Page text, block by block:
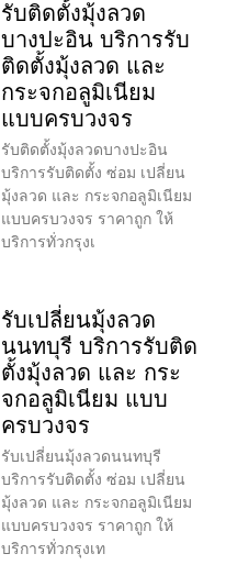
รับติดตั้งมุ้งลวด
บางปะอิน บริการรับ
ติดตั้งมุ้งลวด และ
กระจกอลูมิเนียม
แบบครบวงจร
รับติดตั้งมุ้งลวดบางปะอิน
บริการรับติดตั้ง ซ่อม เปลี่ยน
มุ้งลวด และ กระจกอลูมิเนียม
แบบครบวงจร ราคาถูก ให้
บริการทั่วกรุงเ
รับเปลี่ยนมุ้งลวด
นนทบุรี บริการรับติด
ตั้งมุ้งลวด และ กระ
จกอลูมิเนียม แบบ
ครบวงจร
รับเปลี่ยนมุ้งลวดนนทบุรี
บริการรับติดตั้ง ซ่อม เปลี่ยน
มุ้งลวด และ กระจกอลูมิเนียม
แบบครบวงจร ราคาถูก ให้
บริการทั่วกรุงเท